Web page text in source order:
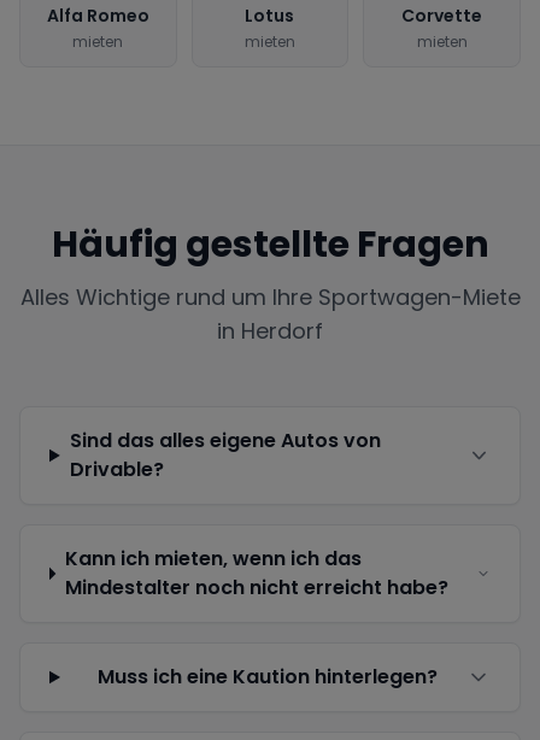
Alfa Romeo
mieten
Lotus
mieten
Corvette
mieten
Häufig gestellte Fragen
Alles Wichtige rund um Ihre Sportwagen-Miete
in Herdorf
Sind das alles eigene Autos von
Drivable?
Kann ich mieten, wenn ich das
Mindestalter noch nicht erreicht habe?
Muss ich eine Kaution hinterlegen?